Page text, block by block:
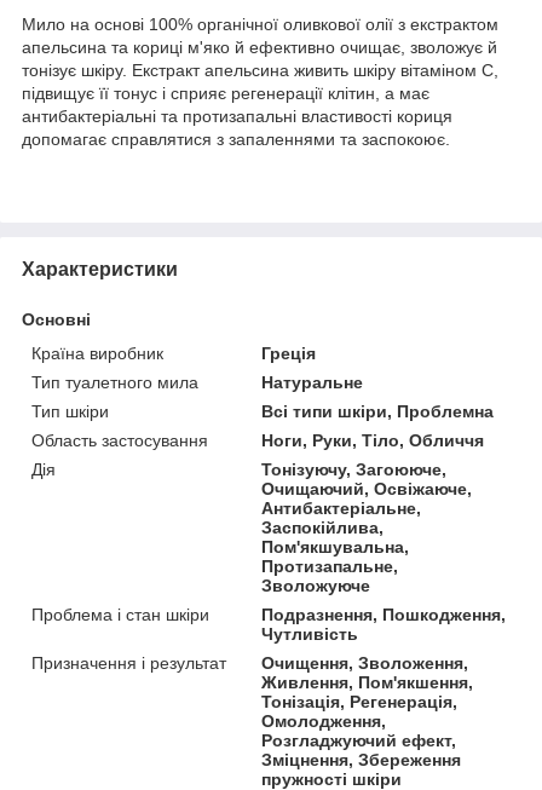
Мило на основі 100% органічної оливкової олії з екстрактом
апельсина та кориці м'яко й ефективно очищає, зволожує й
тонізує шкіру. Екстракт апельсина живить шкіру вітаміном С,
підвищує її тонус і сприяє регенерації клітин, а має
антибактеріальні та протизапальні властивості кориця
допомагає справлятися з запаленнями та заспокоює.
Характеристики
Основні
Країна виробник
Греція
Тип туалетного мила
Натуральне
Тип шкіри
Всі типи шкіри, Проблемна
Область застосування
Ноги, Руки, Тіло, Обличчя
Дія
Тонізуючу, Загоююче,
Очищаючий, Освіжаюче,
Антибактеріальне,
Заспокійлива,
Пом'якшувальна,
Протизапальне,
Зволожуюче
Проблема і стан шкіри
Подразнення, Пошкодження,
Чутливість
Призначення і результат
Очищення, Зволоження,
Живлення, Пом'якшення,
Тонізація, Регенерація,
Омолодження,
Розгладжуючий ефект,
Зміцнення, Збереження
пружності шкіри